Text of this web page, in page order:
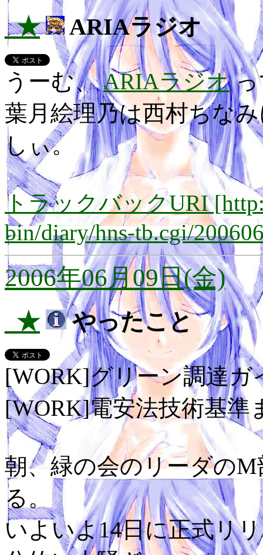
_★ ARIAラジオ
うーむ、ARIAラジオっ
葉月絵理乃は西村ちな
しぃ。
トラックバックURI
bin/diary/hns-tb.cgi/
2006年06月09日(金)
_★ やったこと
[WORK]グリーン調達ガ
[WORK]電安法技術基準
朝、緑の会のリーダの
る。
いよいよ14日に正式リ